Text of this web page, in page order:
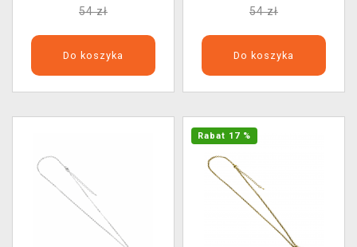
54 zł
Do koszyka
54 zł
Do koszyka
Rabat 17 %